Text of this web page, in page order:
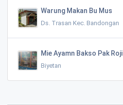
Warung Makan Bu Mus
Ds. Trasan Kec. Bandongan
Mie Ayamn Bakso Pak Roji
Biyetan